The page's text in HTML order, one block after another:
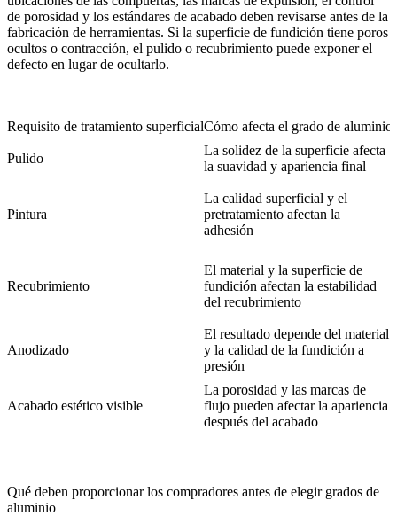
de porosidad y los estándares de acabado deben revisarse antes de la
fabricación de herramientas. Si la superficie de fundición tiene poros
ocultos o contracción, el pulido o recubrimiento puede exponer el
defecto en lugar de ocultarlo.
Requisito de tratamiento superficialCómo afecta el grado de aluminio
Pulido
La solidez de la superficie afecta
la suavidad y apariencia final
Pintura
La calidad superficial y el
pretratamiento afectan la
adhesión
Recubrimiento
El material y la superficie de
fundición afectan la estabilidad
del recubrimiento
Anodizado
El resultado depende del material
y la calidad de la fundición a
presión
Acabado estético visible
La porosidad y las marcas de
flujo pueden afectar la apariencia
después del acabado
Qué deben proporcionar los compradores antes de elegir grados de
aluminio